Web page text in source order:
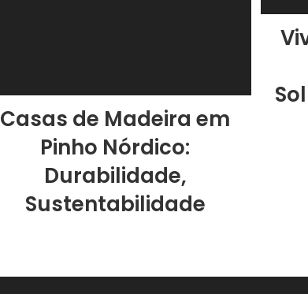
Casas de Madeira em
Pinho Nórdico:
Durabilidade,
Sustentabilidade